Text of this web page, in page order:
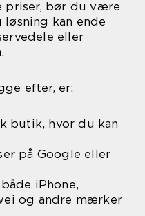
priser, bør du være
kan ende
eller
efter, er:
butik, hvor du kan
på Google eller
iPhone,
og andre mærker